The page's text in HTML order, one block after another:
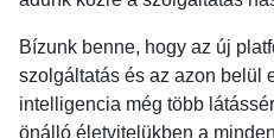
Bízunk benne, hogy az új
szolgáltatás és az azon belül
intelligencia még több
önálló életvitelükben a